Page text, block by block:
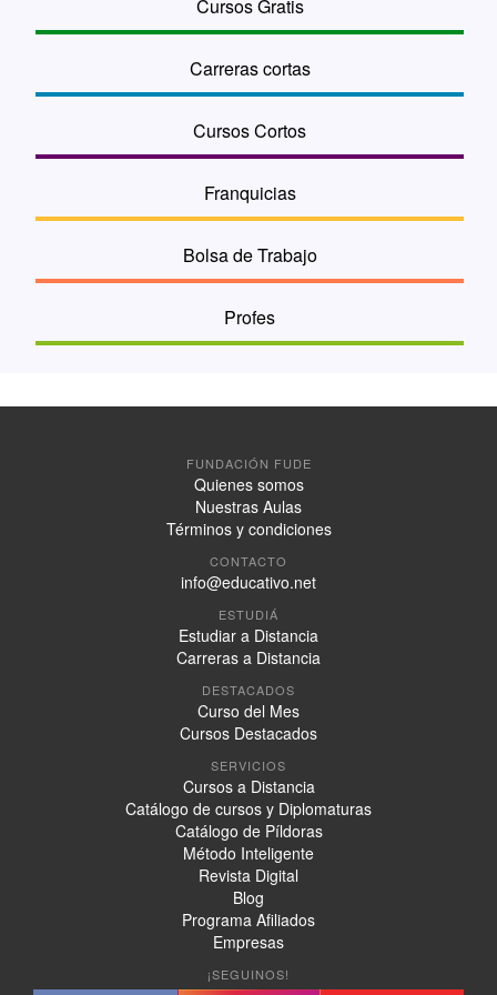
4 países Argentina, Chile, México y Perú.
• Certificado digital con criptografía de 256 bits en las
Cursos Gratis
Carreras cortas
Cursos Cortos
Franquicias
Bolsa de Trabajo
Profes
FUNDACIÓN FUDE
Quienes somos
Nuestras Aulas
Términos y condiciones
CONTACTO
info@educativo.net
ESTUDIÁ
Estudiar a Distancia
Carreras a Distancia
DESTACADOS
Curso del Mes
Cursos Destacados
SERVICIOS
Cursos a Distancia
Catálogo de cursos y Diplomaturas
Catálogo de Píldoras
Método Inteligente
Revista Digital
Blog
Programa Afiliados
Empresas
¡SEGUINOS!